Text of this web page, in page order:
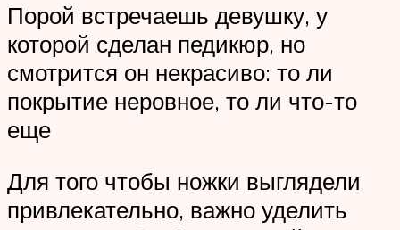
Порой встречаешь девушку, у
которой сделан педикюр, но
смотрится он некрасиво: то ли
покрытие неровное, то ли что-то
еще
Для того чтобы ножки выглядели
привлекательно, важно уделить